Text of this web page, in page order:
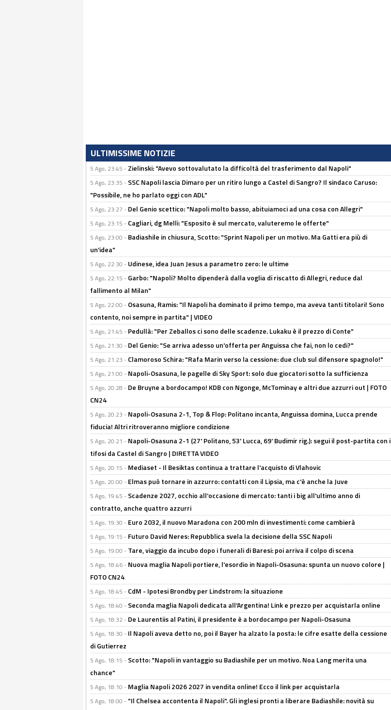
ULTIMISSIME NOTIZIE
5 Ago, 23:45 - Zielinski: "Avevo sottovalutato la difficoltà del trasferimento dal Napoli"
5 Ago, 23:35 - SSC Napoli lascia Dimaro per un ritiro lungo a Castel di Sangro? Il sindaco Caruso:
"Possibile, ne ho parlato oggi con ADL"
5 Ago, 23:27 - Del Genio scettico: "Napoli molto basso, abituiamoci ad una cosa con Allegri"
5 Ago, 23:15 - Cagliari, dg Melli: "Esposito è sul mercato, valuteremo le offerte"
5 Ago, 23:00 - Badiashile in chiusura, Scotto: "Sprint Napoli per un motivo. Ma Gatti era più di
un'idea"
5 Ago, 22:30 - Udinese, idea Juan Jesus a parametro zero: le ultime
5 Ago, 22:15 - Garbo: "Napoli? Molto dipenderà dalla voglia di riscatto di Allegri, reduce dal
fallimento al Milan"
5 Ago, 22:00 - Osasuna, Ramis: "Il Napoli ha dominato il primo tempo, ma aveva tanti titolari! Sono
contento, noi sempre in partita" | VIDEO
5 Ago, 21:45 - Pedullà: "Per Zeballos ci sono delle scadenze. Lukaku è il prezzo di Conte"
5 Ago, 21:30 - Del Genio: "Se arriva adesso un'offerta per Anguissa che fai, non lo cedi?"
5 Ago, 21:23 - Clamoroso Schira: "Rafa Marin verso la cessione: due club sul difensore spagnolo!"
5 Ago, 21:00 - Napoli-Osasuna, le pagelle di Sky Sport: solo due giocatori sotto la sufficienza
5 Ago, 20:28 - De Bruyne a bordocampo! KDB con Ngonge, McTominay e altri due azzurri out | FOTO
CN24
5 Ago, 20:23 - Napoli-Osasuna 2-1, Top & Flop: Politano incanta, Anguissa domina, Lucca prende
fiducia! Altri ritroveranno migliore condizione
5 Ago, 20:21 - Napoli-Osasuna 2-1 (27' Politano, 53' Lucca, 69' Budimir rig.): segui il post-partita con i
tifosi da Castel di Sangro | DIRETTA VIDEO
5 Ago, 20:15 - Mediaset - Il Besiktas continua a trattare l'acquisto di Vlahovic
5 Ago, 20:00 - Elmas può tornare in azzurro: contatti con il Lipsia, ma c'è anche la Juve
5 Ago, 19:45 - Scadenze 2027, occhio all'occasione di mercato: tanti i big all'ultimo anno di
contratto, anche quattro azzurri
5 Ago, 19:30 - Euro 2032, il nuovo Maradona con 200 mln di investimenti: come cambierà
5 Ago, 19:15 - Futuro David Neres: Repubblica svela la decisione della SSC Napoli
5 Ago, 19:00 - Tare, viaggio da incubo dopo i funerali di Baresi: poi arriva il colpo di scena
5 Ago, 18:46 - Nuova maglia Napoli portiere, l'esordio in Napoli-Osasuna: spunta un nuovo colore |
FOTO CN24
5 Ago, 18:45 - CdM - Ipotesi Brondby per Lindstrom: la situazione
5 Ago, 18:40 - Seconda maglia Napoli dedicata all'Argentina! Link e prezzo per acquistarla online
5 Ago, 18:32 - De Laurentiis al Patini, il presidente è a bordocampo per Napoli-Osasuna
5 Ago, 18:30 - Il Napoli aveva detto no, poi il Bayer ha alzato la posta: le cifre esatte della cessione
di Gutierrez
5 Ago, 18:15 - Scotto: "Napoli in vantaggio su Badiashile per un motivo. Noa Lang merita una
chance"
5 Ago, 18:10 - Maglia Napoli 2026 2027 in vendita online! Ecco il link per acquistarla
5 Ago, 18:00 - "Il Chelsea accontenta il Napoli". Gli inglesi pronti a liberare Badiashile: novità su